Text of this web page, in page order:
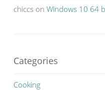
chiccs on Windows 10 64
Categories
Cooking